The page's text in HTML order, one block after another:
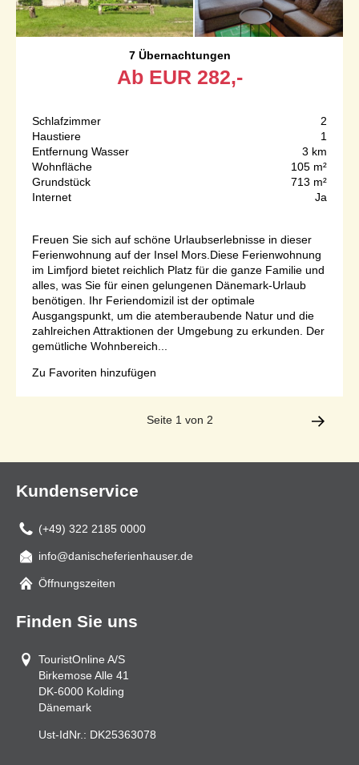
7 Übernachtungen
Ab EUR 282,-
Schlafzimmer
2
Haustiere
1
Entfernung Wasser
3 km
Wohnfläche
105 m²
Grundstück
713 m²
Internet
Ja
Freuen Sie sich auf schöne Urlaubserlebnisse in dieser
Ferienwohnung auf der Insel Mors.Diese Ferienwohnung
im Limfjord bietet reichlich Platz für die ganze Familie und
alles, was Sie für einen gelungenen Dänemark-Urlaub
benötigen. Ihr Feriendomizil ist der optimale
Ausgangspunkt, um die atemberaubende Natur und die
zahlreichen Attraktionen der Umgebung zu erkunden. Der
gemütliche Wohnbereich...
Zu Favoriten hinzufügen
Seite 1 von 2
Kundenservice
(+49) 322 2185 0000
Mail
info@danischeferienhauser.de
Öffnungszeiten
Finden Sie uns
TouristOnline A/S
Birkemose Alle 41
DK-6000 Kolding
Dänemark
Ust-IdNr.: DK25363078